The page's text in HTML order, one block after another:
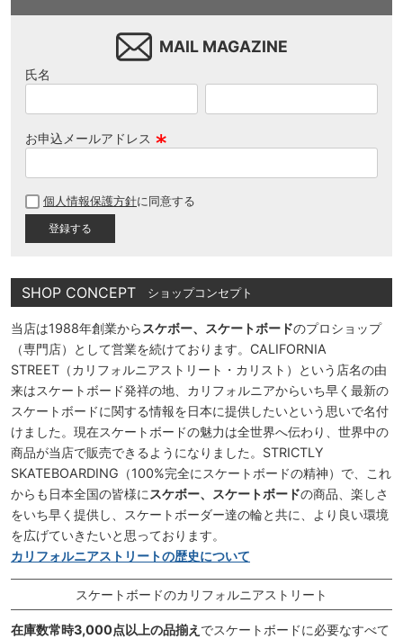
MAIL MAGAZINE
氏名
お申込メールアドレス
須
個人情報保護方針に同意する
SHOP CONCEPT ショップコンセプト
当店は1988年創業から スケボー、スケートボードのプロショップ
（専門店）として営業を続けております。CALIFORNIA
STREET（カリフォルニアストリート・カリスト）という店名の由
来はスケートボード発祥の地、カリフォルニアからいち早く最新の
スケートボードに関する情報を日本に提供したいという思いで名付
けました。現在スケートボードの魅力は全世界へ伝わり、世界中の
商品が当店で販売できるようになりました。STRICTLY
SKATEBOARDING（100%完全にスケートボードの精神）で、これ
からも日本全国の皆様に スケボー、スケートボードの商品、楽しさ
をいち早く提供し、スケートボーダー達の輪と共に、より良い環境
を広げていきたいと思っております。
カリフォルニアストリートの歴史について
スケートボードのカリフォルニアストリート
在庫数常時3,000点以上の品揃え でスケートボードに必要なすべて